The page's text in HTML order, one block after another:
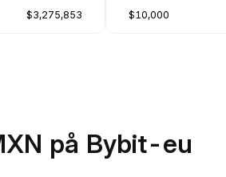
$3,275,853 $10,000
på Bybit-eu